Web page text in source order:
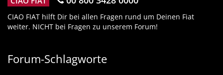
CIAO FIAT hilft Dir bei allen Fragen rund um Deinen Fiat
weiter. NICHT bei Fragen zu unserem Forum!
Forum-Schlagworte